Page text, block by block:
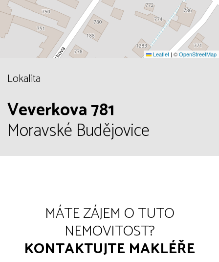
Leaflet | ©OpenStreetMap
Lokalita
Veverkova 781
Moravské Budějovice
MÁTE ZÁJEM O TUTO
NEMOVITOST?
KONTAKTUJTE MAKLÉŘE